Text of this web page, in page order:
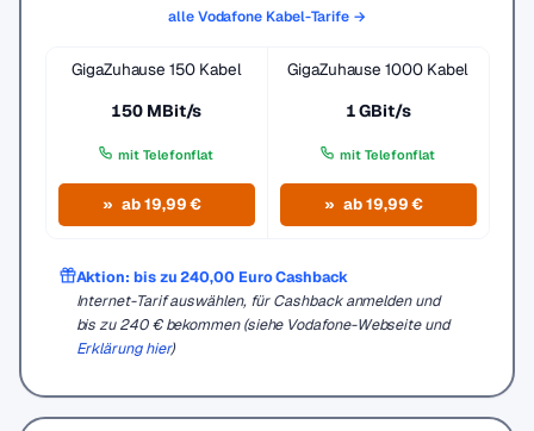
alle Vodafone Kabel-Tarife →
GigaZuhause 150 Kabel
150 MBit/s
mit Telefonflat
ab 19,99 €
GigaZuhause 1000 Kabel
1 GBit/s
mit Telefonflat
ab 19,99 €
Aktion: bis zu 240,00 Euro Cashback
Internet-Tarif auswählen, für Cashback anmelden und
bis zu 240 € bekommen (siehe Vodafone-Webseite und
Erklärung hier)